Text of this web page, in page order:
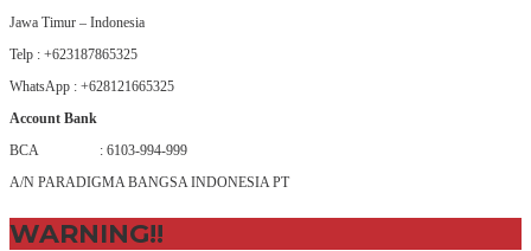
Jawa Timur – Indonesia
Telp : +623187865325
WhatsApp : +628121665325
Account Bank
BCA : 6103-994-999
A/N PARADIGMA BANGSA INDONESIA PT
WARNING!!